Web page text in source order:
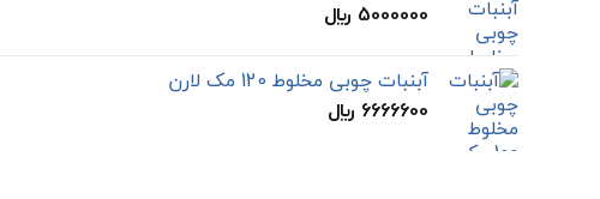
5000000 ﷼
آبنبات چوبی مخلوط 120 مک لارن
6666600 ﷼